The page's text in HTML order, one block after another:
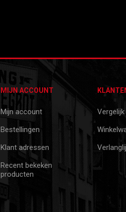
MIJN ACCOUNT
Mijn account
Bestellingen
Klant adressen
Recent bekeken
producten